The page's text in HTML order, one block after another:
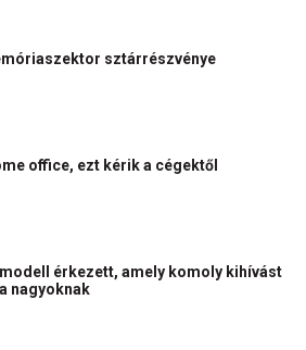
sztárrészvénye
office, ezt kérik a cégektől
érkezett, amely komoly kihívást
nagyoknak